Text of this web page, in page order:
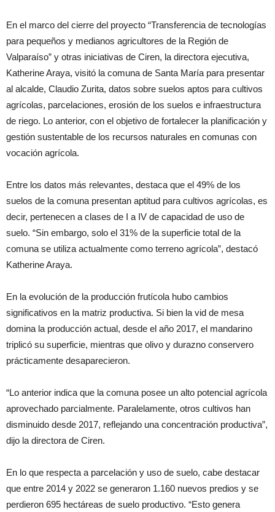
En el marco del cierre del proyecto “Transferencia de tecnologías
para pequeños y medianos agricultores de la Región de
Valparaíso” y otras iniciativas de Ciren, la directora ejecutiva,
Katherine Araya, visitó la comuna de Santa María para presentar
al alcalde, Claudio Zurita, datos sobre suelos aptos para cultivos
agrícolas, parcelaciones, erosión de los suelos e infraestructura
de riego. Lo anterior, con el objetivo de fortalecer la planificación y
gestión sustentable de los recursos naturales en comunas con
vocación agrícola.
Entre los datos más relevantes, destaca que el 49% de los
suelos de la comuna presentan aptitud para cultivos agrícolas, es
decir, pertenecen a clases de I a IV de capacidad de uso de
suelo. “Sin embargo, solo el 31% de la superficie total de la
comuna se utiliza actualmente como terreno agrícola”, destacó
Katherine Araya.
En la evolución de la producción frutícola hubo cambios
significativos en la matriz productiva. Si bien la vid de mesa
domina la producción actual, desde el año 2017, el mandarino
triplicó su superficie, mientras que olivo y durazno conservero
prácticamente desaparecieron.
“Lo anterior indica que la comuna posee un alto potencial agrícola
aprovechado parcialmente. Paralelamente, otros cultivos han
disminuido desde 2017, reflejando una concentración productiva”,
dijo la directora de Ciren.
En lo que respecta a parcelación y uso de suelo, cabe destacar
que entre 2014 y 2022 se generaron 1.160 nuevos predios y se
perdieron 695 hectáreas de suelo productivo. “Esto genera